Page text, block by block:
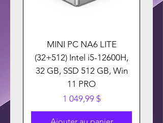
MINI PC NA6 LITE
(32+512) Intel i5-12600H,
32 GB, SSD 512 GB, Win
11 PRO
Prix
1 049,99 $